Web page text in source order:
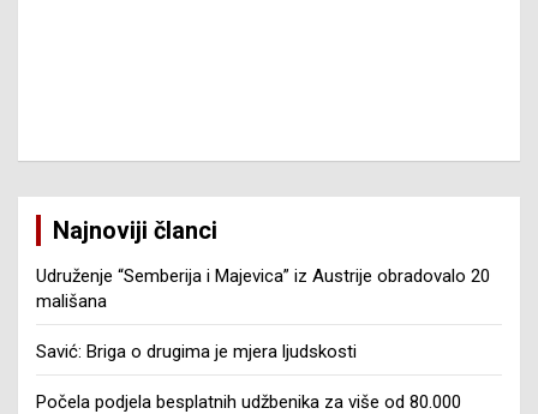
Najnoviji članci
Udruženje “Semberija i Majevica” iz Austrije obradovalo 20
mališana
Savić: Briga o drugima je mjera ljudskosti
Počela podjela besplatnih udžbenika za više od 80.000